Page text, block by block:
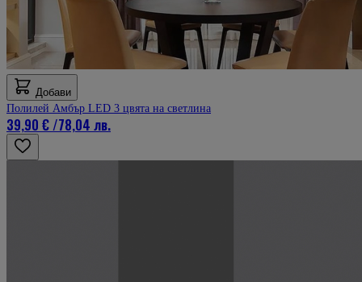
Добави
Полилей Амбър LED 3 цвята на светлина
39,90 €/78,04 лв.